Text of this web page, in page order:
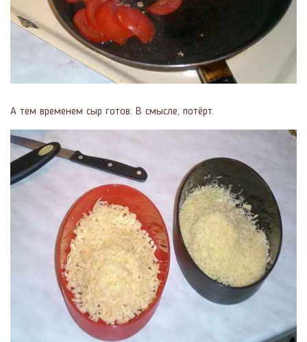
А тем временем сыр готов. В смысле, потёрт.